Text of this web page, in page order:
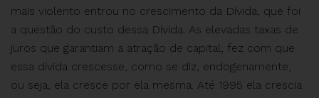
mais violento entrou no crescimento da Dívida, que foi
a questão do custo dessa Dívida. As elevadas taxas de
juros que garantiam a atração de capital, fez com que
essa dívida crescesse, como se diz, endogenamente,
ou seja, ela cresce por ela mesma. Até 1995 ela crescia